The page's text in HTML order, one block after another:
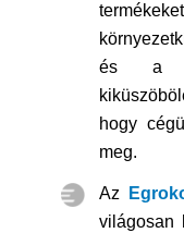
és a
hogy
meg.
Az
világosan